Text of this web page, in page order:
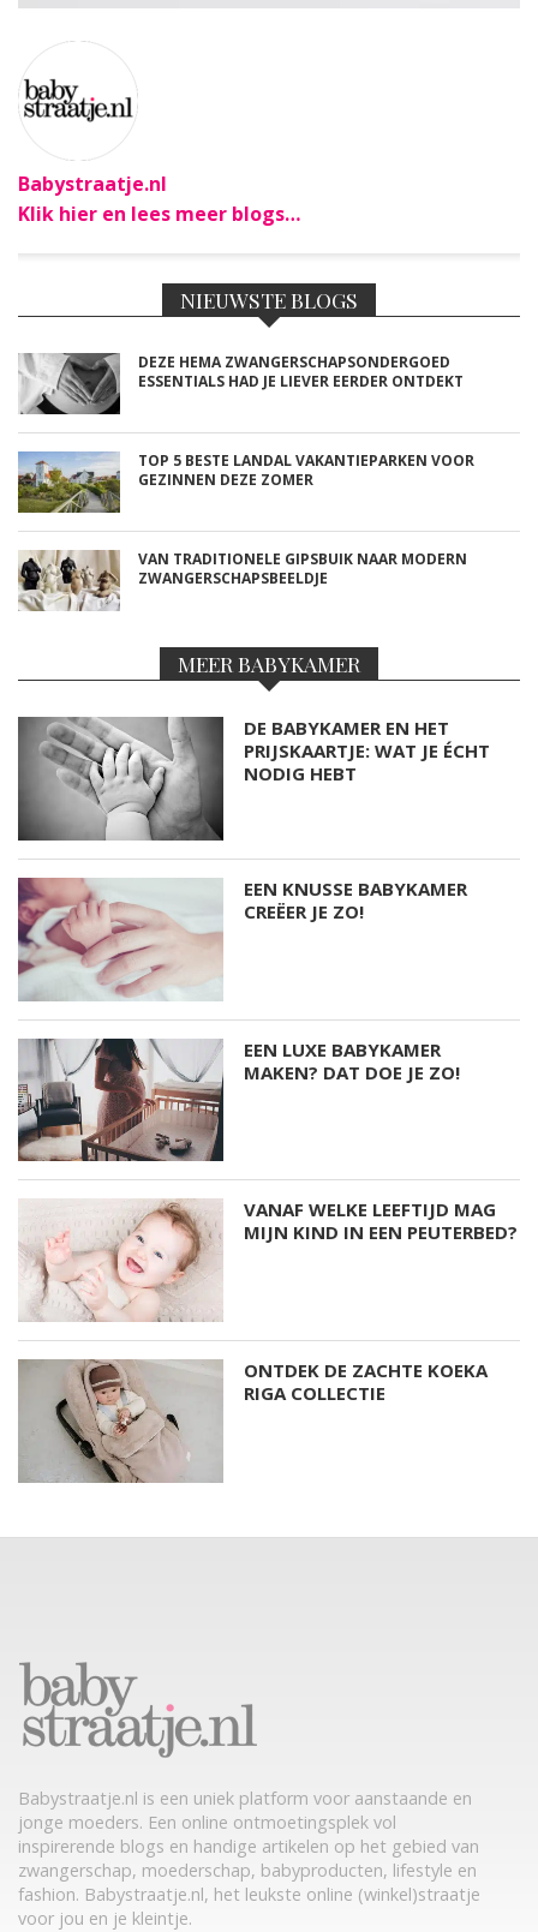
Babystraatje.nl
Klik hier en lees meer blogs…
NIEUWSTE BLOGS
DEZE HEMA ZWANGERSCHAPSONDERGOED
ESSENTIALS HAD JE LIEVER EERDER ONTDEKT
TOP 5 BESTE LANDAL VAKANTIEPARKEN VOOR
GEZINNEN DEZE ZOMER
VAN TRADITIONELE GIPSBUIK NAAR MODERN
ZWANGERSCHAPSBEELDJE
MEER BABYKAMER
DE BABYKAMER EN HET
PRIJSKAARTJE: WAT JE ÉCHT
NODIG HEBT
EEN KNUSSE BABYKAMER
CREËER JE ZO!
EEN LUXE BABYKAMER
MAKEN? DAT DOE JE ZO!
VANAF WELKE LEEFTIJD MAG
MIJN KIND IN EEN PEUTERBED?
ONTDEK DE ZACHTE KOEKA
RIGA COLLECTIE
Babystraatje.nl is een uniek platform voor aanstaande en
jonge moeders. Een online ontmoetingsplek vol
inspirerende blogs en handige artikelen op het gebied van
zwangerschap, moederschap, babyproducten, lifestyle en
fashion. Babystraatje.nl, het leukste online (winkel)straatje
voor jou en je kleintje.